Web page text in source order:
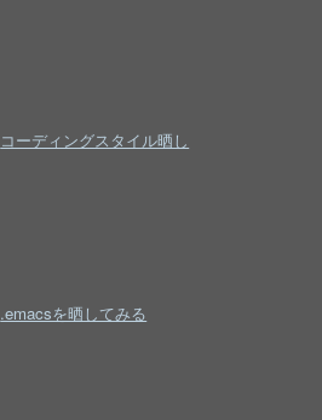
コーディングスタイル晒し
.emacsを晒してみる